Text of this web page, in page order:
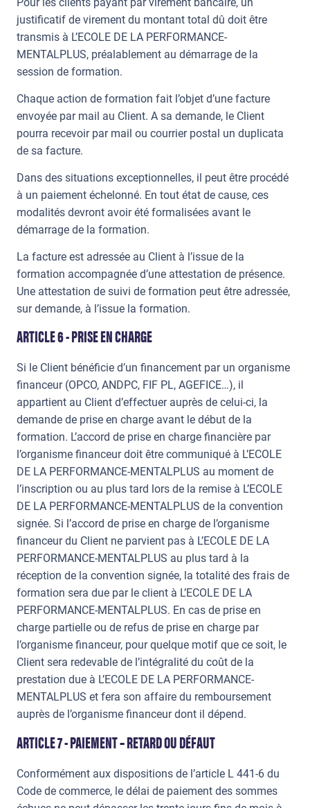
justificatif de virement du montant total dû doit être
transmis à L’ECOLE DE LA PERFORMANCE-
MENTALPLUS, préalablement au démarrage de la
session de formation.
Chaque action de formation fait l’objet d’une facture
envoyée par mail au Client. A sa demande, le Client
pourra recevoir par mail ou courrier postal un duplicata
de sa facture.
Dans des situations exceptionnelles, il peut être procédé
à un paiement échelonné. En tout état de cause, ces
modalités devront avoir été formalisées avant le
démarrage de la formation.
La facture est adressée au Client à l’issue de la
formation accompagnée d’une attestation de présence.
Une attestation de suivi de formation peut être adressée,
sur demande, à l’issue la formation.
ARTICLE 6 - PRISE EN CHARGE
Si le Client bénéficie d’un financement par un organisme
financeur (OPCO, ANDPC, FIF PL, AGEFICE…), il
appartient au Client d’effectuer auprès de celui-ci, la
demande de prise en charge avant le début de la
formation. L’accord de prise en charge financière par
l’organisme financeur doit être communiqué à L’ECOLE
DE LA PERFORMANCE-MENTALPLUS au moment de
l’inscription ou au plus tard lors de la remise à L’ECOLE
DE LA PERFORMANCE-MENTALPLUS de la convention
signée. Si l’accord de prise en charge de l’organisme
financeur du Client ne parvient pas à L’ECOLE DE LA
PERFORMANCE-MENTALPLUS au plus tard à la
réception de la convention signée, la totalité des frais de
formation sera due par le client à L’ECOLE DE LA
PERFORMANCE-MENTALPLUS. En cas de prise en
charge partielle ou de refus de prise en charge par
l’organisme financeur, pour quelque motif que ce soit, le
Client sera redevable de l’intégralité du coût de la
prestation due à L’ECOLE DE LA PERFORMANCE-
MENTALPLUS et fera son affaire du remboursement
auprès de l’organisme financeur dont il dépend.
ARTICLE 7 - PAIEMENT – RETARD OU DÉFAUT
Conformément aux dispositions de l’article L 441-6 du
Code de commerce, le délai de paiement des sommes